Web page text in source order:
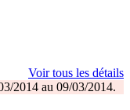
Voir tous les détails
2014 au 09/03/2014.